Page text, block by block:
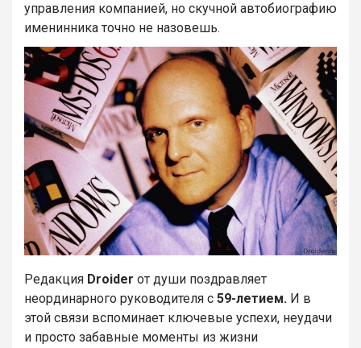
управления компанией, но скучной автобиографию
именинника точно не назовешь.
Редакция Droider от души поздравляет
неординарного руководителя с 59-летием. И в
этой связи вспоминает ключевые успехи, неудачи
и просто забавные моменты из жизни